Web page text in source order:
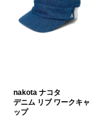
nakota ナコタ
デニム リブ ワークキャ
ップ